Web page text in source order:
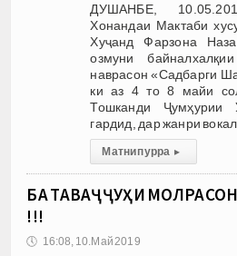
ДУШАНБЕ,
Хонандаи Мактаби
Хуҷанд Фарзона
озмуни
наврасон «Садбарги
ки аз 4 то 8 майи
Тошканди Ҷумҳурии
гардид, дар жанри вокал
Матни пурра ▸
БА ТАВАҶҶУҲИ
!!!
🕔 16:08, 10.Май 2019